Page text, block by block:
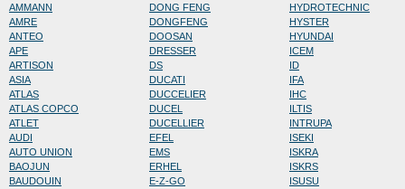
AMMANN
AMRE
ANTEO
APE
ARTISON
ASIA
ATLAS
ATLAS COPCO
ATLET
AUDI
AUTO UNION
BAOJUN
BAUDOUIN
DONG FENG
DONGFENG
DOOSAN
DRESSER
DS
DUCATI
DUCCELIER
DUCEL
DUCELLIER
EFEL
EMS
ERHEL
E-Z-GO
HYDROTECHNIC
HYSTER
HYUNDAI
ICEM
ID
IFA
IHC
ILTIS
INTRUPA
ISEKI
ISKRA
ISKRS
ISUSU